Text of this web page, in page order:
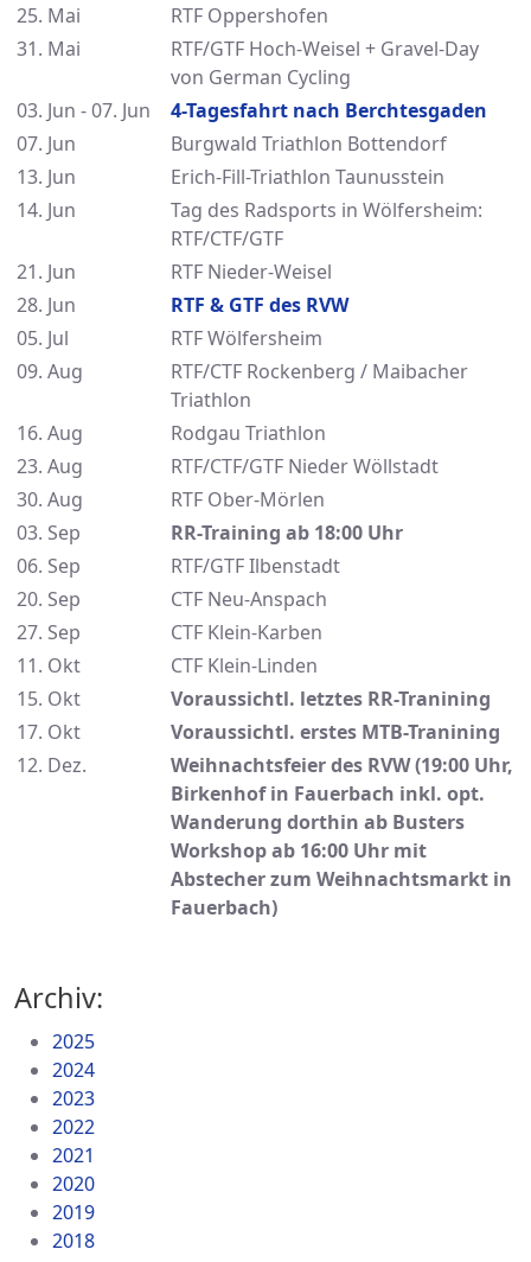
25. Mai
RTF Oppershofen
31. Mai
RTF/GTF Hoch-Weisel + Gravel-Day
von German Cycling
03. Jun - 07. Jun
4-Tagesfahrt nach Berchtesgaden
07. Jun
Burgwald Triathlon Bottendorf
13. Jun
Erich-Fill-Triathlon Taunusstein
14. Jun
Tag des Radsports in Wölfersheim:
RTF/CTF/GTF
21. Jun
RTF Nieder-Weisel
28. Jun
RTF & GTF des RVW
05. Jul
RTF Wölfersheim
09. Aug
RTF/CTF Rockenberg / Maibacher
Triathlon
16. Aug
Rodgau Triathlon
23. Aug
RTF/CTF/GTF Nieder Wöllstadt
30. Aug
RTF Ober-Mörlen
03. Sep
RR-Training ab 18:00 Uhr
06. Sep
RTF/GTF Ilbenstadt
20. Sep
CTF Neu-Anspach
27. Sep
CTF Klein-Karben
11. Okt
CTF Klein-Linden
15. Okt
Voraussichtl. letztes RR-Tranining
17. Okt
Voraussichtl. erstes MTB-Tranining
12. Dez.
Weihnachtsfeier des RVW (19:00 Uhr,
Birkenhof in Fauerbach inkl. opt.
Wanderung dorthin ab Busters
Workshop ab 16:00 Uhr mit
Abstecher zum Weihnachtsmarkt in
Fauerbach)
Archiv:
2025
2024
2023
2022
2021
2020
2019
2018